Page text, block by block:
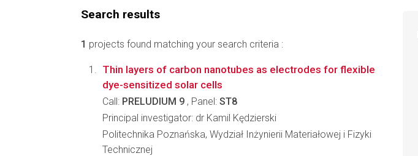
Search results
1 projects found matching your search criteria :
Thin layers of carbon nanotubes as electrodes for flexible
dye-sensitized solar cells
Call: PRELUDIUM 9 , Panel: ST8
Principal investigator: dr Kamil Kędzierski
Politechnika Poznańska, Wydział Inżynierii Materiałowej i Fizyki
Technicznej